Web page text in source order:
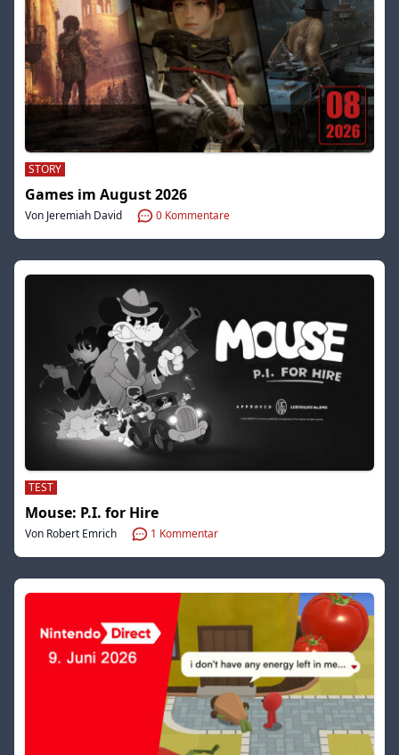
STORY
Games im August 2026
Von Jeremiah David 0 Kommentare
TEST
Mouse: P.I. for Hire
Von Robert Emrich 1 Kommentar